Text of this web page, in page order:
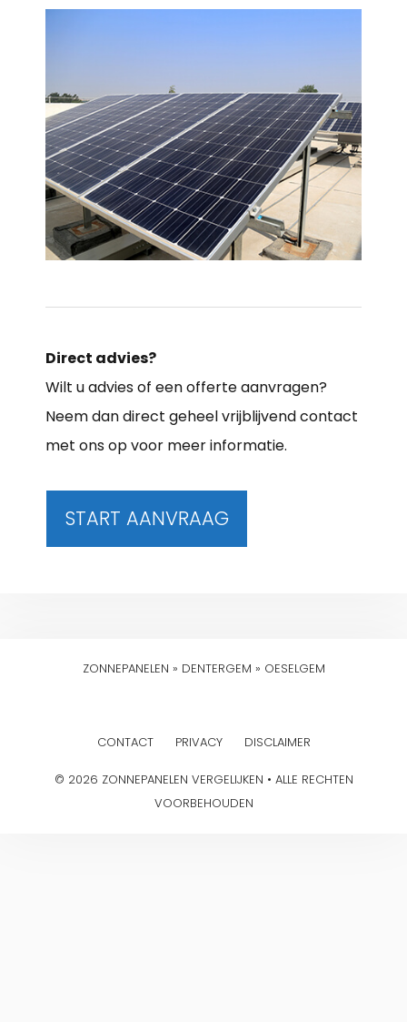
Direct advies?
Wilt u advies of een offerte aanvragen?
Neem dan direct geheel vrijblijvend contact
met ons op voor meer informatie.
START AANVRAAG
ZONNEPANELEN » DENTERGEM » OESELGEM
CONTACT PRIVACY DISCLAIMER
© 2026 ZONNEPANELEN VERGELIJKEN • ALLE RECHTEN
VOORBEHOUDEN